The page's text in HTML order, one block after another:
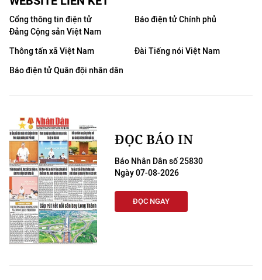
Cổng thông tin điện tử
Đảng Cộng sản Việt Nam
Báo điện tử Chính phủ
Thông tấn xã Việt Nam
Đài Tiếng nói Việt Nam
Báo điện tử Quân đội nhân dân
ĐỌC BÁO IN
Báo Nhân Dân số 25830
Ngày 07-08-2026
ĐỌC NGAY